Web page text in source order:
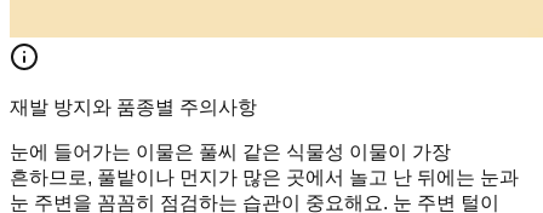
재발 방지와 품종별 주의사항
눈에 들어가는 이물은 풀씨 같은 식물성 이물이 가장
흔하므로, 풀밭이나 먼지가 많은 곳에서 놀고 난 뒤에는 눈과
눈 주변을 꼼꼼히 점검하는 습관이 중요해요. 눈 주변 털이